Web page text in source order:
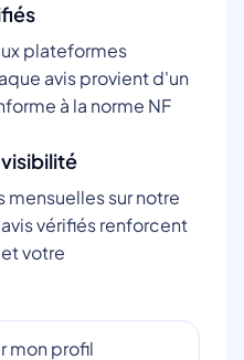
plateformes
avis provient d'un
à la norme NF
sur notre
vérifiés renforcent
votre
mon profil